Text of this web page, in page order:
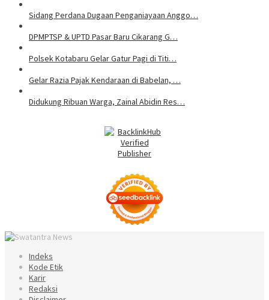
Sidang Perdana Dugaan Penganiayaan Anggo…
DPMPTSP & UPTD Pasar Baru Cikarang G…
Polsek Kotabaru Gelar Gatur Pagi di Titi…
Gelar Razia Pajak Kendaraan di Babelan, …
Didukung Ribuan Warga, Zainal Abidin Res…
Indeks
Kode Etik
Karir
Redaksi